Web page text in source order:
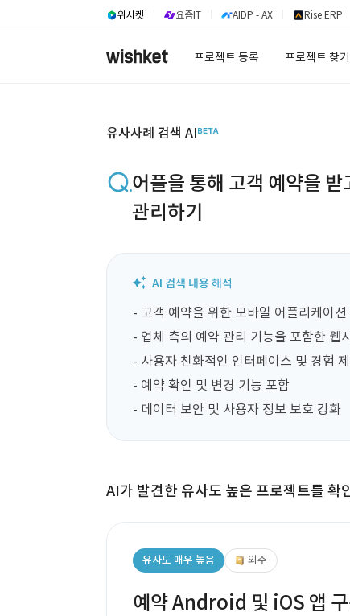
위시켓 요즘IT AIDP - AX Rise ERP
프로젝트 등록 프로젝트 찾기
유사사례 검색 AI
어플을 통해 고객 예약을
관리하기
- 고객 예약을 위한 모바일 어플리케이션
- 업체 측의 예약 관리 기능을 포함한 웹
- 사용자 친화적인 인터페이스 및 경험
- 예약 확인 및 변경 기능 포함
- 데이터 보안 및 사용자 정보 보호 강화
AI가 발견한 유사도 높은 프로젝트를 확
유사도 매우 높음 외주
예약 Android 및 iOS 앱